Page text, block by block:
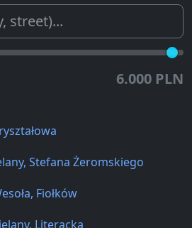
6.000 PLN
Stefana Żeromskiego
Fiołków
Literacka